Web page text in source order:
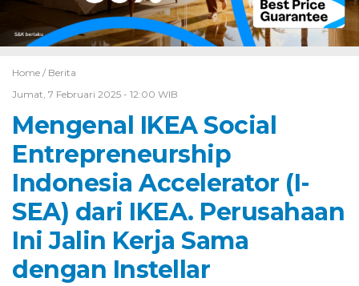
Home / Berita
Jumat, 7 Februari 2025 - 12:00 WIB
Mengenal IKEA Social
Entrepreneurship
Indonesia Accelerator (I-
SEA) dari IKEA. Perusahaan
Ini Jalin Kerja Sama
dengan Instellar